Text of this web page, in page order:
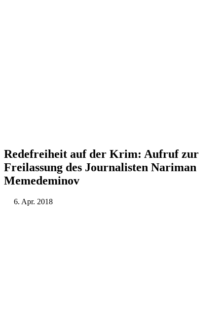
Rede­frei­heit auf der Krim: Aufruf zur
Frei­las­sung des Jour­na­lis­ten Nariman
Memedeminov
6. Apr. 2018